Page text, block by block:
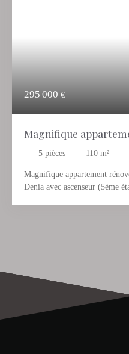
295 000 €
Magnifique
5 pièces 110 m²
Magnifique appartement
Denia avec ascenseur (5ème